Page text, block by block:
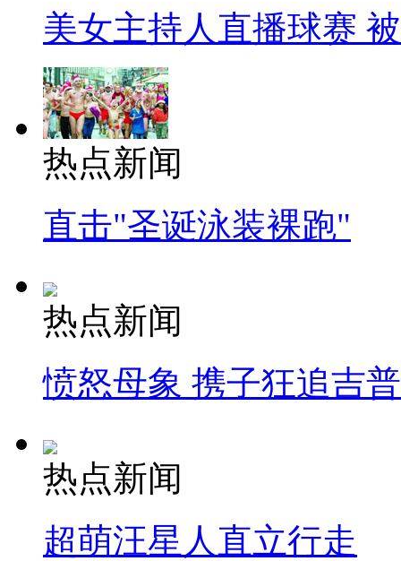
美女主持人直播球赛
热点新闻
直击"圣诞泳装裸跑"
热点新闻
愤怒母象 携子狂追吉
热点新闻
超萌汪星人直立行走